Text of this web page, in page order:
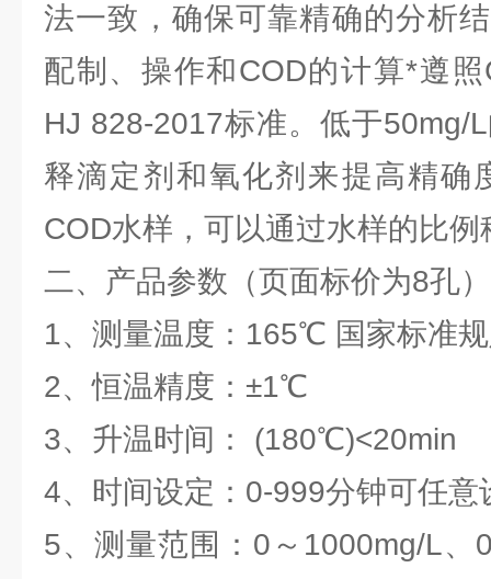
法一致，确保可靠精确的分析
配制、操作和COD的计算*遵
HJ 828-2017标准。低于50mg/
释滴定剂和氧化剂来提高精确
COD水样，可以通过水样的比
二、产品参数（页面标价为8孔）
1、测量温度：165℃ 国家标准
2、恒温精度：±1℃
3、升温时间： (180℃)<20min
4、时间设定：0-999分钟可任意
5、测量范围：0～1000mg/L、